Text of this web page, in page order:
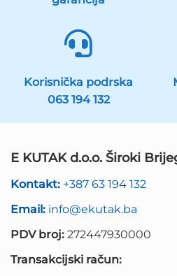
Korisnička podrska
063 194 132
E KUTAK d.o.o. Široki
Kontakt: +387 63 194 132
Email: info@ekutak.ba
PDV broj: 272447930000
Transakcijski račun: